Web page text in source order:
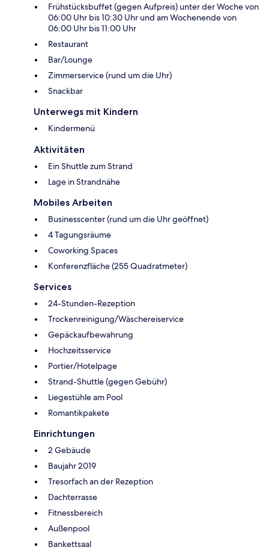
Frühstücksbuffet (gegen Aufpreis) unter der Woche von
06:00 Uhr bis 10:30 Uhr und am Wochenende von
06:00 Uhr bis 11:00 Uhr
Restaurant
Bar/Lounge
Zimmerservice (rund um die Uhr)
Snackbar
Unterwegs mit Kindern
Kindermenü
Aktivitäten
Ein Shuttle zum Strand
Lage in Strandnähe
Mobiles Arbeiten
Businesscenter (rund um die Uhr geöffnet)
4 Tagungsräume
Coworking Spaces
Konferenzfläche (255 Quadratmeter)
Services
24-Stunden-Rezeption
Trockenreinigung/Wäschereiservice
Gepäckaufbewahrung
Hochzeitsservice
Portier/Hotelpage
Strand-Shuttle (gegen Gebühr)
Liegestühle am Pool
Romantikpakete
Einrichtungen
2 Gebäude
Baujahr 2019
Tresorfach an der Rezeption
Dachterrasse
Fitnessbereich
Außenpool
Bankettsaal